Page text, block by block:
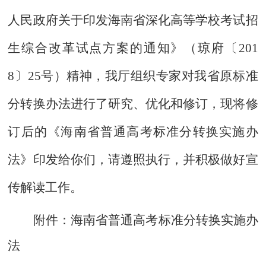
人民政府关于印发海南省深化高等学校考试招
生综合改革试点方案的通知》（琼府〔201
8〕25号）精神，我厅组织专家对我省原标准
分转换办法进行了研究、优化和修订，现将修
订后的《海南省普通高考标准分转换实施办
法》印发给你们，请遵照执行，并积极做好宣
传解读工作。
附件：海南省普通高考标准分转换实施办
法